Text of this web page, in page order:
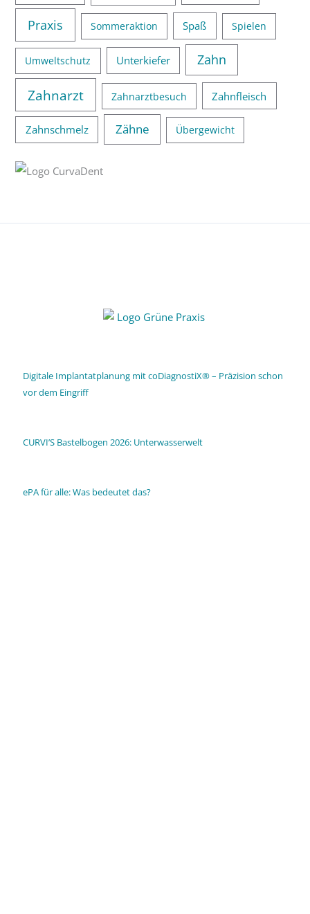
Praxis Sommeraktion Spaß Spielen
Umweltschutz Unterkiefer Zahn
Zahnarzt Zahnarztbesuch Zahnfleisch
Zahnschmelz Zähne Übergewicht
Digitale Implantatplanung mit coDiagnostiX® – Präzision schon
vor dem Eingriff
CURVI’S Bastelbogen 2026: Unterwasserwelt
ePA für alle: Was bedeutet das?